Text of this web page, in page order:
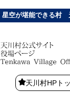
星空が堪能できる村
天川村HPト